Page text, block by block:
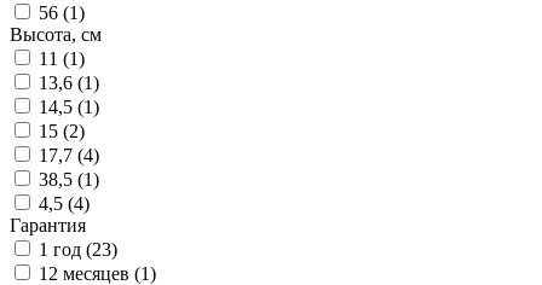
56 (1)
Высота, см
11 (1)
13,6 (1)
14,5 (1)
15 (2)
17,7 (4)
38,5 (1)
4,5 (4)
Гарантия
1 год (23)
12 месяцев (1)